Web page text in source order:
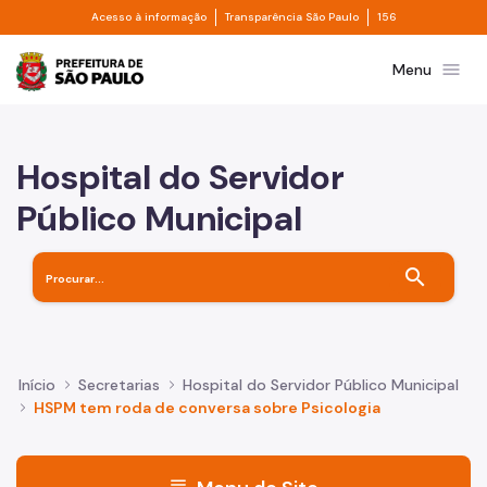
Pular para o Conteúdo principal
Acesso à informação Divisor de acesso à informação
Transparência São Paulo Divisor de
156
Prefeitura de São PauloMenu menu
Hospital do Servidor
Público Municipal
search
Início Secretarias
Hospital do Servidor Público Municipal
HSPM tem roda de conversa sobre Psicologia